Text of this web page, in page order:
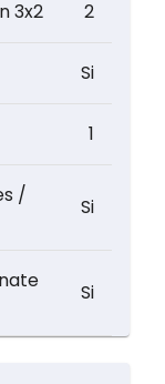
3x2 2
Si
1
/
Si
Si